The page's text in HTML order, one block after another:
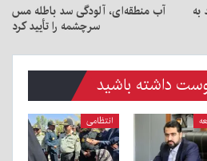
درصد به آب منطقه‌ای، آلودگی سد باطله مس
سرچشمه را تأیید کرد
داشته باشید
انتظامی